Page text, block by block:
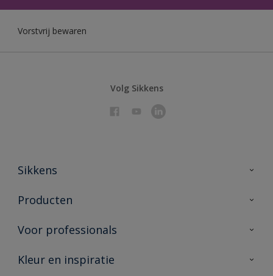
Vorstvrij bewaren
Volg Sikkens
Sikkens
Over Sikkens
Duurzaamheid
Producten
Producten voor binnen
Vind je verkooppunt
Voor professionals
Sikkens Partners 🔗
Kleur en inspiratie